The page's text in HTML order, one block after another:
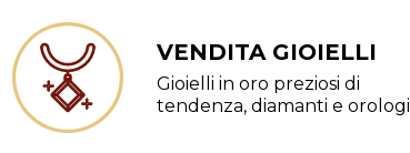
VENDITA GIOIELLI
Gioielli in oro preziosi di
tendenza, diamanti e orologi